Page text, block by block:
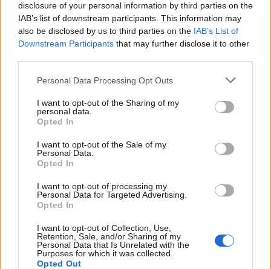
disclosure of your personal information by third parties on the
IAB’s list of downstream participants. This information may
also be disclosed by us to third parties on the IAB’s List of
Downstream Participants that may further disclose it to other
Personal Data Processing Opt Outs
I want to opt-out of the Sharing of my
personal data.
Opted In
I want to opt-out of the Sale of my
Personal Data.
Opted In
I want to opt-out of processing my
Personal Data for Targeted Advertising.
Opted In
I want to opt-out of Collection, Use,
Retention, Sale, and/or Sharing of my
Personal Data that Is Unrelated with the
Purposes for which it was collected.
Opted Out
Interjú a vámpírral Gondolkozz pasiaggyal! 2.